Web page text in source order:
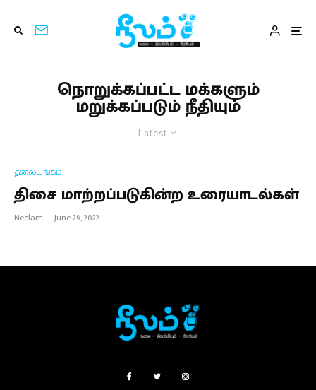
நொறுக்கப்பட்ட மக்களும்
மறுக்கப்படும் நீதியும்
Latest
தலையங்கம்
திசை மாற்றப்படுகின்ற உரையாடல்கள்
Neelam · June 29, 2022